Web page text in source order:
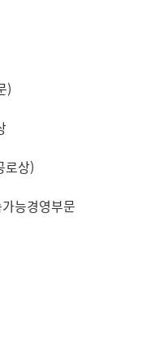
)
로상)
능경영부문